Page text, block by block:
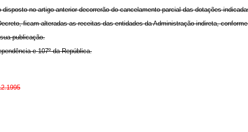
no artigo anterior decorrerão do cancelamento parcial das dotações
ficam alteradas as receitas das entidades da Administração indireta,
publicação.
e 107º da República.